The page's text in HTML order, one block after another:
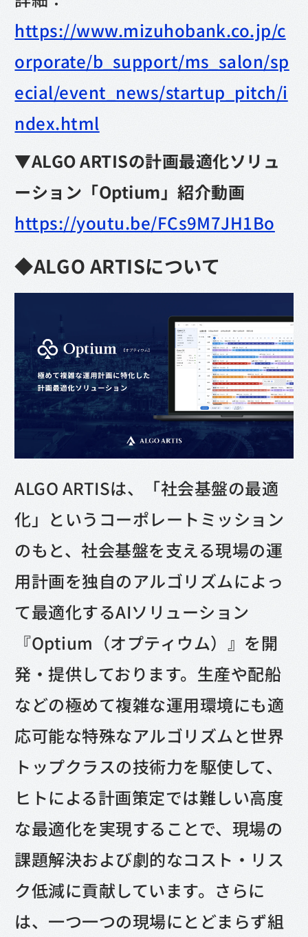
https://www.mizuhobank.co.jp/c
orporate/b_support/ms_salon/sp
ecial/event_news/startup_pitch/i
ndex.html
▼ALGO ARTISの計画最適化ソリュ
ーション「Optium」紹介動画
https://youtu.be/FCs9M7JH1Bo
◆ALGO ARTISについて
ALGO ARTISは、「社会基盤の最適
化」というコーポレートミッション
のもと、社会基盤を支える現場の運
用計画を独自のアルゴリズムによっ
て最適化するAIソリューション
『Optium（オプティウム）』を開
発・提供しております。生産や配船
などの極めて複雑な運用環境にも適
応可能な特殊なアルゴリズムと世界
トップクラスの技術力を駆使して、
ヒトによる計画策定では難しい高度
な最適化を実現することで、現場の
課題解決および劇的なコスト・リス
ク低減に貢献しています。さらに
は、一つ一つの現場にとどまらず組